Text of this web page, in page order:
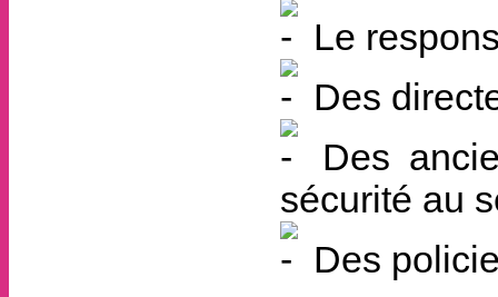
Le
Des
Des
sécurité au
Des